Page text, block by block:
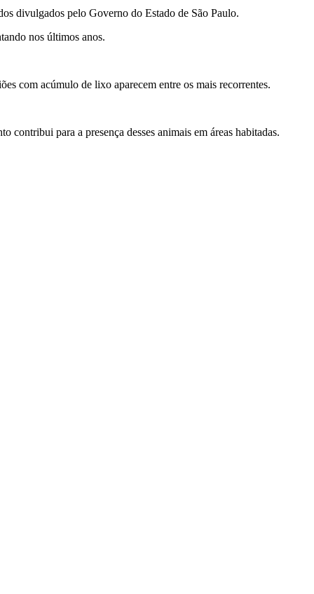
divulgados pelo Governo do Estado de São Paulo.
nos últimos anos.
com acúmulo de lixo aparecem entre os mais recorrentes.
contribui para a presença desses animais em áreas habitadas.